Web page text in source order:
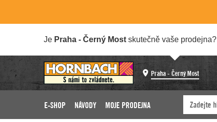
Je Praha - Černý Most skutečně vaše prodejna?
Praha - Černý Most
E-SHOP NÁVODY MOJE PRODEJNA